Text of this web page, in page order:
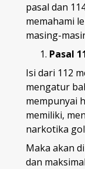
pasal dan
memahami
masing-
Pasal
Isi dari 112
mengatur
mempunyai
memiliki,
narkotika
Maka akan
dan